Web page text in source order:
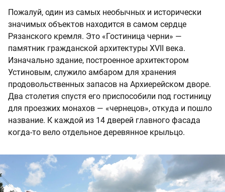
Пожалуй, один из самых необычных и исторически
значимых объектов находится в самом сердце
Рязанского кремля. Это «Гостиница черни» —
памятник гражданской архитектуры XVII века.
Изначально здание, построенное архитектором
Устиновым, служило амбаром для хранения
продовольственных запасов на Архиерейском дворе.
Два столетия спустя его приспособили под гостиницу
для проезжих монахов — «чернецов», откуда и пошло
название. К каждой из 14 дверей главного фасада
когда-то вело отдельное деревянное крыльцо.